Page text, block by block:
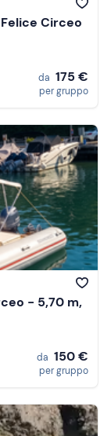
Circeo
da 175 €
per gruppo
- 5,70 m,
da 150 €
per gruppo